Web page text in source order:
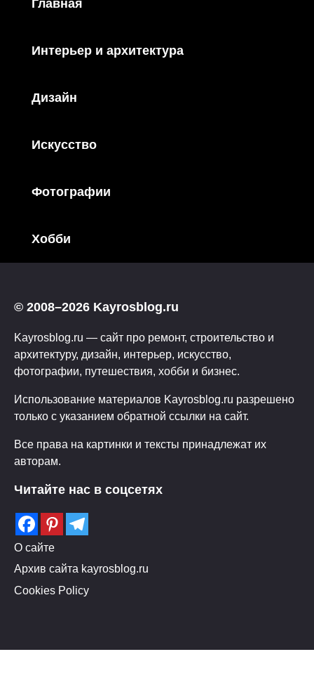
Главная
Интерьер и архитектура
Дизайн
Искусство
Фотографии
Хобби
© 2008–2026 Kayrosblog.ru
Kayrosblog.ru — сайт про ремонт, строительство и
архитектуру, дизайн, интерьер, искусство,
фотографии, путешествия, хобби и бизнес.
Использование материалов Kayrosblog.ru разрешено
только с указанием обратной ссылки на сайт.
Все права на картинки и тексты принадлежат их
авторам.
Читайте нас в соцсетях
О сайте
Архив сайта kayrosblog.ru
Cookies Policy